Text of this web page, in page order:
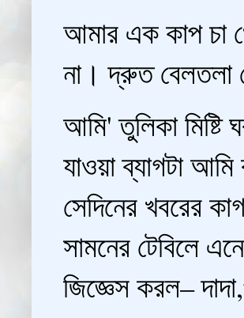
আমার এক কাপ চা
না। দ্রুত বেলতলা
আমি' তুলিকা মিষ্টি
যাওয়া ব্যাগটা
সেদিনের খবরের
সামনের টেবিলে
জিজ্ঞেস করল–